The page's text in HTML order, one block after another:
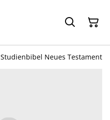
Studienbibel Neues Testament